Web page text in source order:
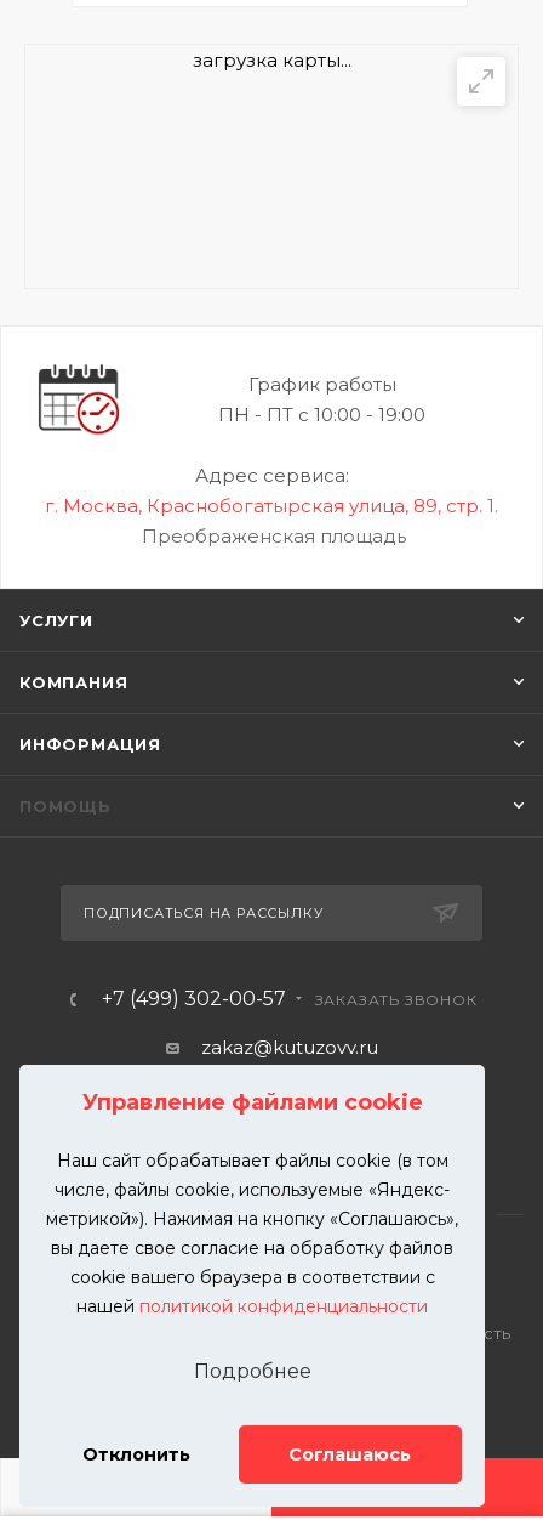
Управление файлами cookie
Наш сайт обрабатывает файлы cookie (в том
числе, файлы cookie, используемые «Яндекс-
метрикой»). Нажимая на кнопку «Соглашаюсь»,
вы даете свое согласие на обработку файлов
cookie вашего браузера в соответствии с
нашей политикой конфиденциальности
Подробнее
Отклонить Соглашаюсь
ДОБАВИТЬ УСЛУГУ
загрузка карты...
График работы
ПН - ПТ с 10:00 - 19:00
Адрес сервиса:
г. Москва, Краснобогатырская улица, 89, стр. 1.
Преображенская площадь
УСЛУГИ
КОМПАНИЯ
ИНФОРМАЦИЯ
ПОМОЩЬ
ПОДПИСАТЬСЯ НА РАССЫЛКУ
+7 (499) 302-00-57 ЗАКАЗАТЬ ЗВОНОК
zakaz@kutuzovv.ru
г. Москва, Краснобогатырская
улица, 89, стр. 1.
2026 © KUTUZOVV | Кузовной ремонт и покраска
автомобилей. Вся информация на сайте – собственность
ООО "КУТУЗОВВ"
Публикация информации с сайта KUTUZOVV.RU без
Телефон: 8(499)-302-00-57